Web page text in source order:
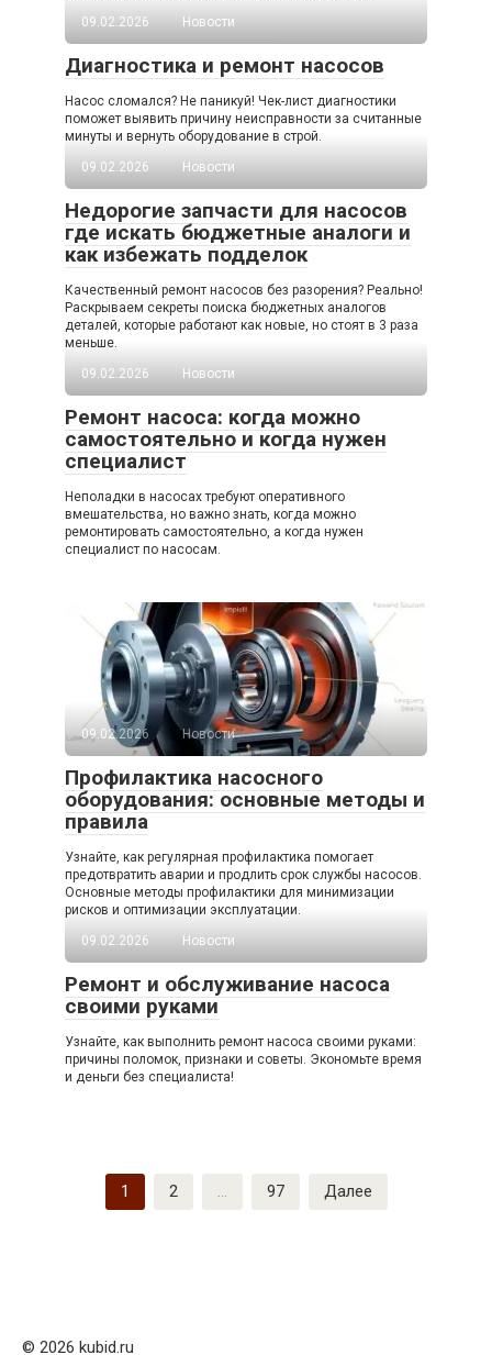
09.02.2026
Новости
Диагностика и ремонт насосов
Насос сломался? Не паникуй! Чек-лист диагностики
поможет выявить причину неисправности за считанные
минуты и вернуть оборудование в строй.
09.02.2026
Новости
Недорогие запчасти для насосов
где искать бюджетные аналоги и
как избежать подделок
Качественный ремонт насосов без разорения? Реально!
Раскрываем секреты поиска бюджетных аналогов
деталей, которые работают как новые, но стоят в 3 раза
меньше.
09.02.2026
Новости
Ремонт насоса: когда можно
самостоятельно и когда нужен
специалист
Неполадки в насосах требуют оперативного
вмешательства, но важно знать, когда можно
ремонтировать самостоятельно, а когда нужен
специалист по насосам.
09.02.2026 Новости
Профилактика насосного
оборудования: основные методы и
правила
Узнайте, как регулярная профилактика помогает
предотвратить аварии и продлить срок службы насосов.
Основные методы профилактики для минимизации
рисков и оптимизации эксплуатации.
09.02.2026
Новости
Ремонт и обслуживание насоса
своими руками
Узнайте, как выполнить ремонт насоса своими руками:
причины поломок, признаки и советы. Экономьте время
и деньги без специалиста!
1 2 … 97 Далее
© 2026 kubid.ru